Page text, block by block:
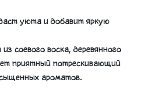
уюта и добавит яркую
соевого воска, деревянного
приятный потрескивающий
ароматов.